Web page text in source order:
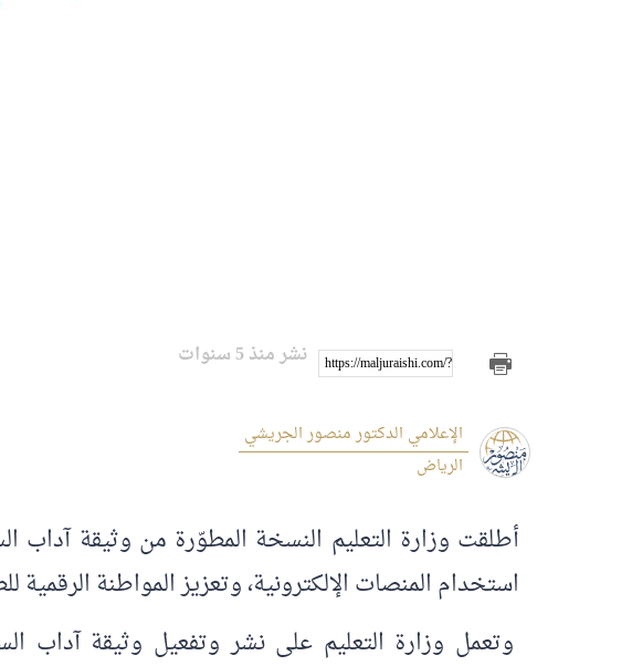
https://maljuraishi.com/?p=2753 نشر منذ 5 سنوات
الإعلامي الدكتور منصور الجريشي
الرياض
أطلقت وزارة التعليم النسخة المطوّرة من وثيقة آداب
استخدام المنصات الإلكترونية، وتعزيز المواطنة الرقمية
وتعمل وزارة التعليم على نشر وتفعيل وثيقة آداب